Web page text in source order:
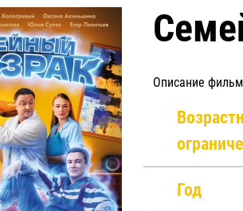
Описание
Год